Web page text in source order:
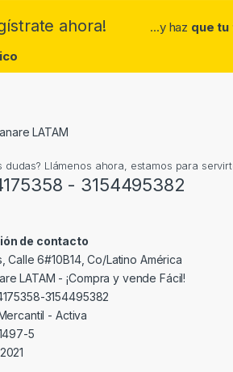
ahora! ...y haz que
dudas? Llámenos ahora, estamos para
- 3154495382
de contacto
Calle 6#10B14, Co/Latino América
LATAM - ¡Compra y vende Fácil!
3154495382
- Activa
5